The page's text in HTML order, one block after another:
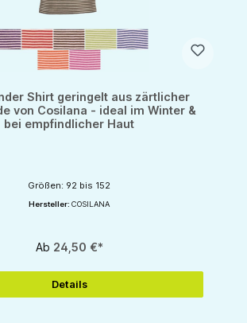
Shirt geringelt aus zärtlicher
von Cosilana - ideal im Winter &
bei empfindlicher Haut
Größen: 92 bis 152
Hersteller: COSILANA
Ab 24,50 €*
Details